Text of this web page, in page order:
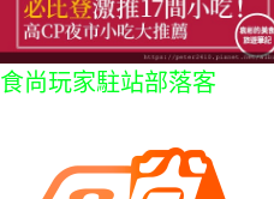
食尚玩家駐站部落客